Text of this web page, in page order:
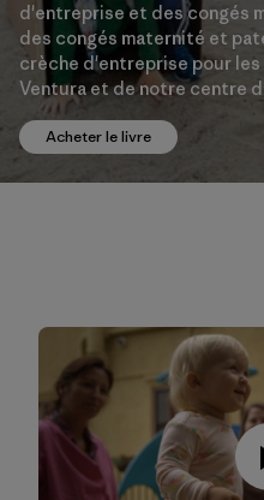
d'entreprise et des congés
des congés maternité et
crèche d'entreprise pour
Ventura et de notre centre
Acheter le livre